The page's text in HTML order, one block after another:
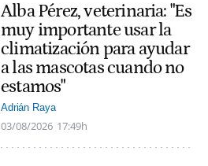
Alba Pérez, veterinaria: "Es
muy importante usar la
climatización para ayudar
a las mascotas cuando no
estamos"
Adrián Raya
03/08/2026 17:49h